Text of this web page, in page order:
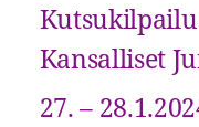
Kansalliset
27. –